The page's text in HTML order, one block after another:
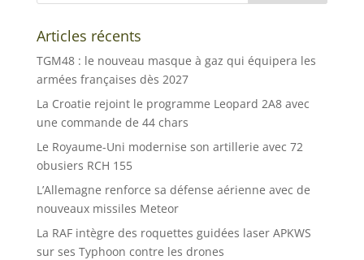
Articles récents
TGM48 : le nouveau masque à gaz qui équipera les
armées françaises dès 2027
La Croatie rejoint le programme Leopard 2A8 avec
une commande de 44 chars
Le Royaume-Uni modernise son artillerie avec 72
obusiers RCH 155
L’Allemagne renforce sa défense aérienne avec de
nouveaux missiles Meteor
La RAF intègre des roquettes guidées laser APKWS
sur ses Typhoon contre les drones